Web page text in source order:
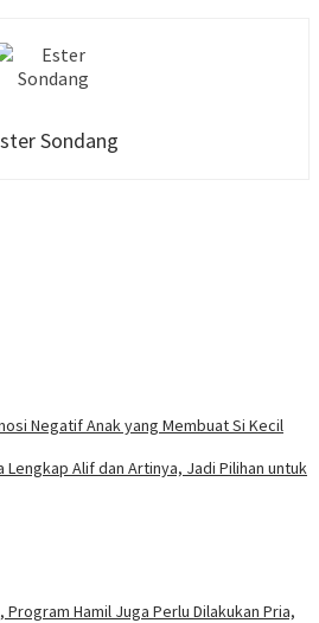
Sondang
Negatif Anak yang Membuat Si Kecil
Lengkap Alif dan Artinya, Jadi Pilihan untuk
Program Hamil Juga Perlu Dilakukan Pria,